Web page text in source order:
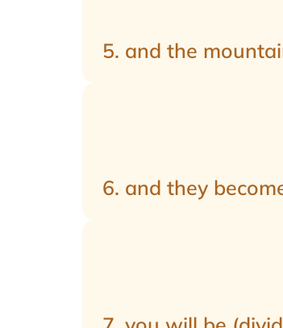
5. and the
6. and they